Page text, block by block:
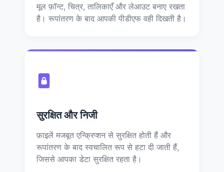
मूल फ़ॉन्ट, चित्र, तालिकाएँ और लेआउट बनाए रखता
है। रूपांतरण के बाद आपकी पीडीएफ वही दिखती है।
सुरक्षित और निजी
फ़ाइलें मजबूत एन्क्रिप्शन से सुरक्षित होती हैं और
रूपांतरण के बाद स्वचालित रूप से हटा दी जाती हैं,
जिससे आपका डेटा सुरक्षित रहता है।